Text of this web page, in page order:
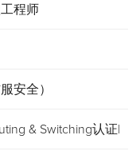
程师
安全）
& Switching认证|